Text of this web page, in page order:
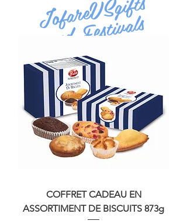
Iofare
and Festivals
COFFRET CADEAU EN
ASSORTIMENT DE BISCUITS 873g